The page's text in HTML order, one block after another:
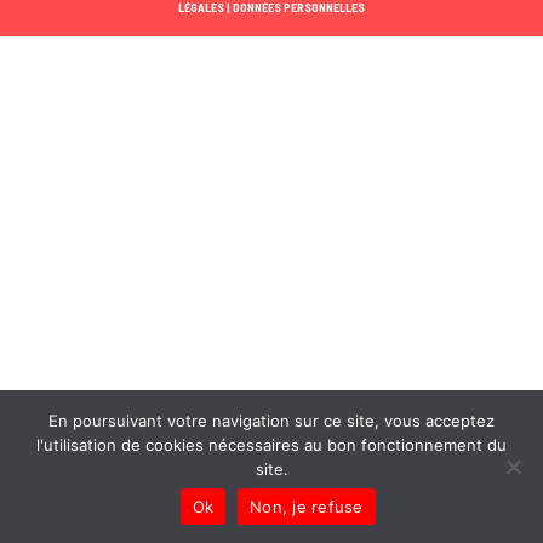
LÉGALES | DONNÉES PERSONNELLES
En poursuivant votre navigation sur ce site, vous acceptez
l'utilisation de cookies nécessaires au bon fonctionnement du
site.
Ok
Non, je refuse